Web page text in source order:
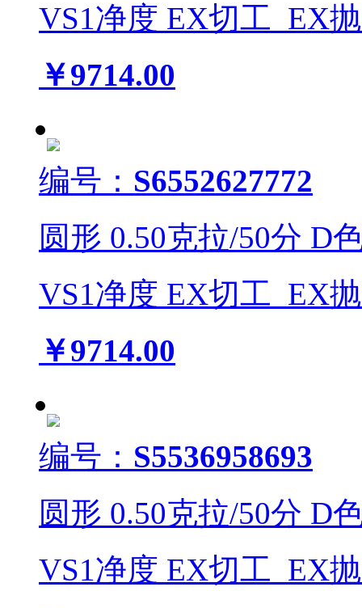
VS1净度 EX切工 EX
￥9714.00
编号： S6552627772
圆形 0.50克拉/50分 D
VS1净度 EX切工 EX
￥9714.00
编号： S5536958693
圆形 0.50克拉/50分 D
VS1净度 EX切工 EX